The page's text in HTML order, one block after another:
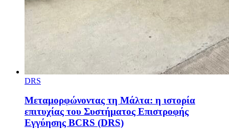
DRS
Μεταμορφώνοντας τη Μάλτα: η ιστορία
επιτυχίας του Συστήματος Επιστροφής
Εγγύησης BCRS (DRS)